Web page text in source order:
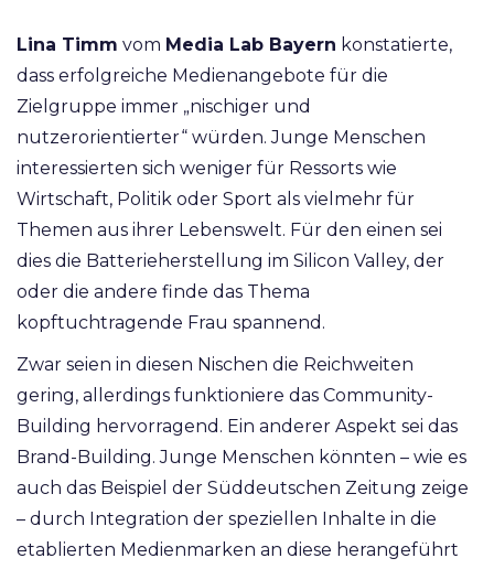
Lina Timm vom Media Lab Bayern konstatierte,
dass erfolgreiche Medienangebote für die
Zielgruppe immer „nischiger und
nutzerorientierter“ würden. Junge Menschen
interessierten sich weniger für Ressorts wie
Wirtschaft, Politik oder Sport als vielmehr für
Themen aus ihrer Lebenswelt. Für den einen sei
dies die Batterieherstellung im Silicon Valley, der
oder die andere finde das Thema
kopftuchtragende Frau spannend.
Zwar seien in diesen Nischen die Reichweiten
gering, allerdings funktioniere das Community-
Building hervorragend. Ein anderer Aspekt sei das
Brand-Building. Junge Menschen könnten – wie es
auch das Beispiel der Süddeutschen Zeitung zeige
– durch Integration der speziellen Inhalte in die
etablierten Medienmarken an diese herangeführt